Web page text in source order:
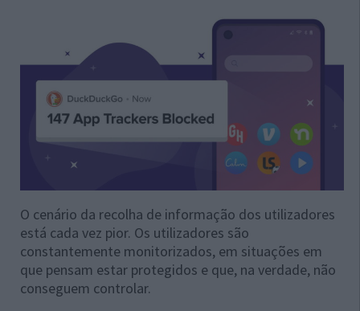
O cenário da recolha de informação dos utilizadores
está cada vez pior. Os utilizadores são
constantemente monitorizados, em situações em
que pensam estar protegidos e que, na verdade, não
conseguem controlar.